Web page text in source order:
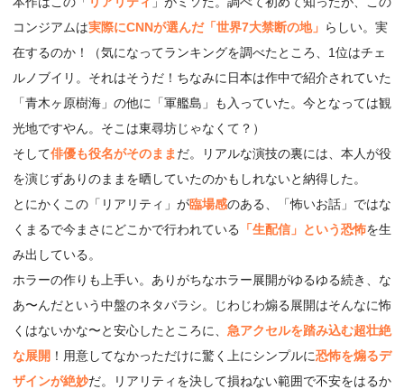
コンジアムは実際にCNNが選んだ「世界7大禁断の地」 らしい。実
在するのか！（気になってランキングを調べたところ、1位はチェ
ルノブイリ。それはそうだ！ちなみに日本は作中で紹介されていた
「青木ヶ原樹海」の他に「軍艦島」も入っていた。今となっては観
光地ですやん。そこは東尋坊じゃなくて？）
そして俳優も役名がそのまま だ。リアルな演技の裏には、本人が役
を演じずありのままを晒していたのかもしれないと納得した。
とにかくこの「リアリティ」が臨場感のある、「怖いお話」ではな
くまるで今まさにどこかで行われている
「生配信」という恐怖を生
み出している。
ホラーの作りも上手い。ありがちなホラー展開がゆるゆる続き、な
あ〜んだという中盤のネタバラシ。じわじわ煽る展開はそんなに怖
くはないかな〜と安心したところに、 急アクセルを踏み込む超壮絶
な展開 ！用意してなかっただけに驚く上にシンプルに恐怖を煽るデ
ザインが絶妙だ。リアリティを決して損ねない範囲で不安をはるか